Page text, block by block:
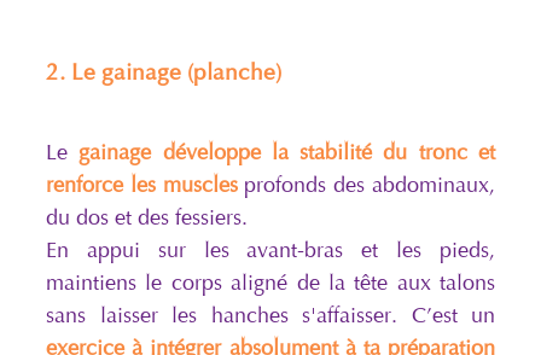
2. Le gainage (planche)
Le gainage développe la stabilité du tronc et
renforce les musclesprofonds des abdominaux,
du dos et des fessiers.
En appui sur les avant-bras et les pieds,
maintiens le corps aligné de la tête aux talons
sans laisser les hanches s'affaisser. C’est un
exercice à intégrer absolument à ta préparation